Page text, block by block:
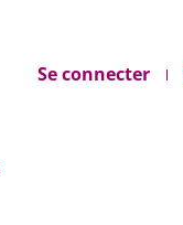
Se connecter